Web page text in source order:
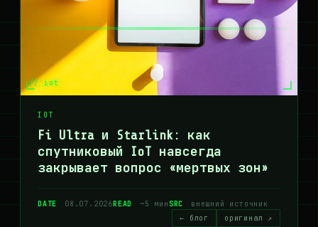
// iot
IOT
Fi Ultra и Starlink: как
спутниковый IoT навсегда
закрывает вопрос «мертвых зон»
DATE 08.07.2026READ ~5 минSRC
внешний источник
← блог
оригинал ↗